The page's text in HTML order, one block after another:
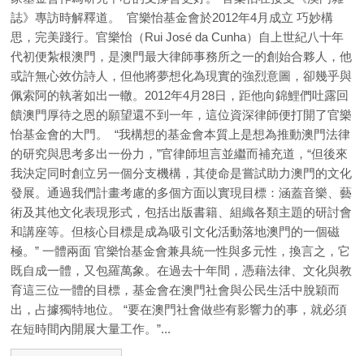
誌》專訪時解釋道。 官樂怡基金會於2012年4月成立 巧妙構
思，完美踐行。官樂怡（Rui José da Cunha）自上世紀八十年
代初便紮根澳門，是澳門最大律師事務所之一的創始合夥人，他
或許無心效仿詩人，但他將夢想化為現實的強烈意圖，卻幾乎與
佩索阿的執著如出一轍。2012年4月28日，距他向錦鯉們吐露回
饋澳門厚待之恩的願望還不到一年，這位資深律師便打開了官樂
怡基金會的大門。 “我構想的基金會本質上是想為推動澳門法律
的研究與思考多出一份力，”官律師坦言並繼而補充道，“但後來
我決定同时創立另一個分支機構，其使命是嘗試助力澳門的文化
發展。通過我們計畫考慮的多個方面以實現目標：涵蓋音樂、藝
術及其他文化表現形式，包括出版書籍、組織各類主題的研討會
和講座等。但核心目標是成為吸引文化活動落地澳門的一個磁
極。” 一體兩面 官樂怡基金會兼具統一性與多元性，換言之，它
既自成一體，又包羅萬象。在過去十年間，憑藉法律、文化與教
育這三位一體的目標，基金會在澳門社會與公民生活中脫穎而
出，占據獨特地位。 “要在澳門社會做些有影響力的事，就必須
在短時間內開展大量工作。”...